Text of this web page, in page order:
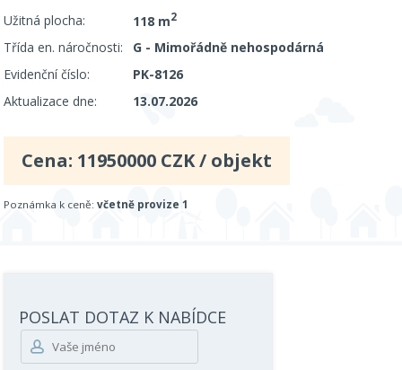
Užitná plocha: 118 m2
Třída en. náročnosti:
G - Mimořádně nehospodárná
Evidenční číslo:
PK-8126
Aktualizace dne:
13.07.2026
Cena: 11950000 CZK / objekt
Poznámka k ceně:včetně provize 1
POSLAT DOTAZ K NABÍDCE